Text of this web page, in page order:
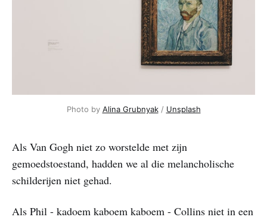
Photo by Alina Grubnyak/ Unsplash
Als Van Gogh niet zo worstelde met zijn
gemoedstoestand, hadden we al die melancholische
schilderijen niet gehad.
Als Phil - kadoem kaboem kaboem - Collins niet in een